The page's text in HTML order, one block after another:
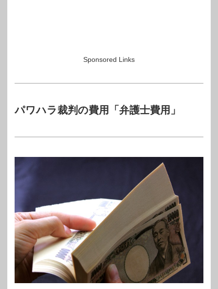
Sponsored Links
パワハラ裁判の費用「弁護士費用」